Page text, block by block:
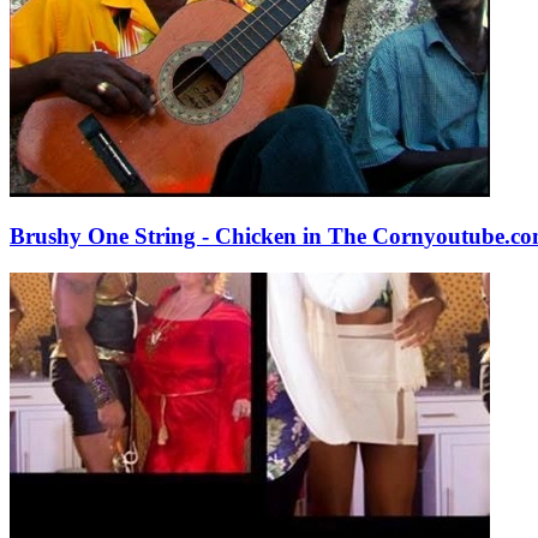
Brushy One String - Chicken in The Corn